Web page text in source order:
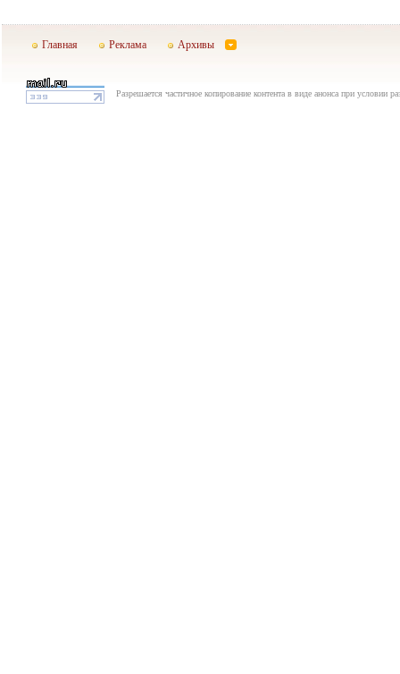
Главная Реклама Архивы
Разрешается частичное копирование контента в виде анонса при условии